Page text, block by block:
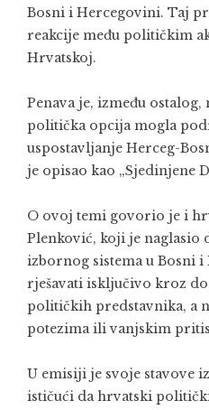
Bosni i Hercegovini. Taj
reakcije među političkim
Hrvatskoj.
Penava je, između ostalog,
politička opcija mogla
uspostavljanje Herceg-
je opisao kao „Sjedinjene
O ovoj temi govorio je i
Plenković, koji je naglasio
izbornog sistema u Bosni
rješavati isključivo kroz
političkih predstavnika, a
potezima ili vanjskim
U emisiji je svoje stavove
ističući da hrvatski